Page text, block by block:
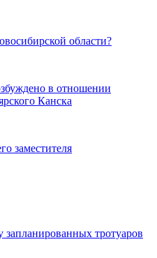
области?
в отношении
Канска
заместителя
тротуаров